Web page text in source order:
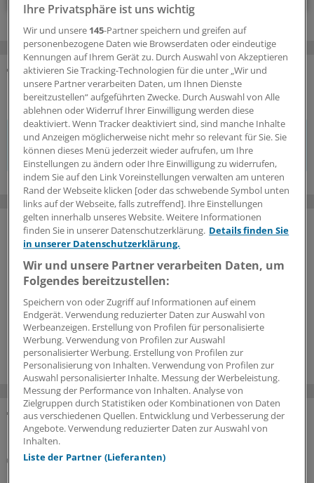
KOMMENTARE
Sie müssen angemeldet sein, um einen Kommentar
verfassen zu können.
SONDERBERICHTE ZUM THEMA
BCMA-gerichtete CAR-T-Zelltherapie rückt nach vorn
Ihre Privatsphäre ist uns wichtig
Wir und unsere 145-Partner speichern und greifen auf
personenbezogene Daten wie Browserdaten oder eindeutige
Kennungen auf Ihrem Gerät zu. Durch Auswahl von Akzeptieren
aktivieren Sie Tracking-Technologien für die unter „Wir und
unsere Partner verarbeiten Daten, um Ihnen Dienste
bereitzustellen“ aufgeführten Zwecke. Durch Auswahl von Alle
ablehnen oder Widerruf Ihrer Einwilligung werden diese
deaktiviert. Wenn Tracker deaktiviert sind, sind manche Inhalte
und Anzeigen möglicherweise nicht mehr so relevant für Sie. Sie
können dieses Menü jederzeit wieder aufrufen, um Ihre
Einstellungen zu ändern oder Ihre Einwilligung zu widerrufen,
indem Sie auf den Link Voreinstellungen verwalten am unteren
Rand der Webseite klicken [oder das schwebende Symbol unten
links auf der Webseite, falls zutreffend]. Ihre Einstellungen
gelten innerhalb unseres Website. Weitere Informationen
finden Sie in unserer Datenschutzerklärung. Details finden Sie
in unserer Datenschutzerklärung.
Wir und unsere Partner verarbeiten Daten, um
Folgendes bereitzustellen:
Speichern von oder Zugriff auf Informationen auf einem
Endgerät. Verwendung reduzierter Daten zur Auswahl von
Werbeanzeigen. Erstellung von Profilen für personalisierte
Werbung. Verwendung von Profilen zur Auswahl
personalisierter Werbung. Erstellung von Profilen zur
Personalisierung von Inhalten. Verwendung von Profilen zur
Auswahl personalisierter Inhalte. Messung der Werbeleistung.
Messung der Performance von Inhalten. Analyse von
Zielgruppen durch Statistiken oder Kombinationen von Daten
aus verschiedenen Quellen. Entwicklung und Verbesserung der
Angebote. Verwendung reduzierter Daten zur Auswahl von
Inhalten.
Liste der Partner (Lieferanten)